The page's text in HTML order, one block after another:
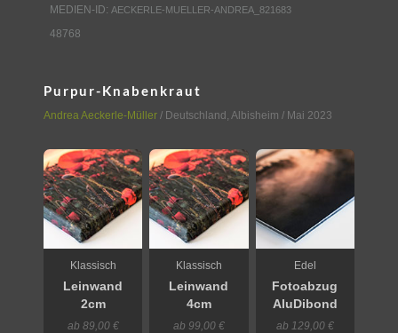
MEDIEN-ID: AECKERLE-MUELLER-ANDREA_821683
48768
Purpur-Knabenkraut
Andrea Aeckerle-Müller / Deutschland , Albisheim / Mai 2023
Klassisch
Leinwand
2cm
ab 89,00 €
Klassisch
Leinwand
4cm
ab 99,00 €
Edel
Fotoabzug
AluDibond
ab 129,00 €